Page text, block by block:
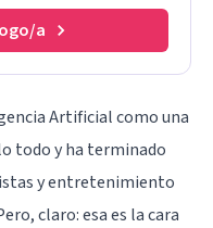
a
Artificial como una
todo y ha terminado
y entretenimiento
claro: esa es la cara